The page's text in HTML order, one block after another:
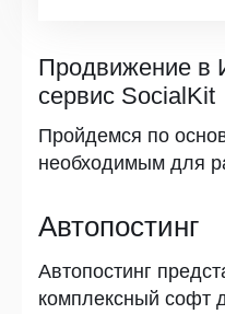
Продвижение в
сервис SocialKit
Пройдемся по
необходимым для
Автопостинг
Автопостинг
комплексный софт